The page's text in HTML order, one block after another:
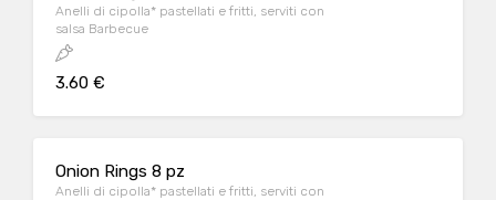
Anelli di cipolla* pastellati e fritti, serviti con
salsa Barbecue
3.60 €
Onion Rings 8 pz
Anelli di cipolla* pastellati e fritti, serviti con